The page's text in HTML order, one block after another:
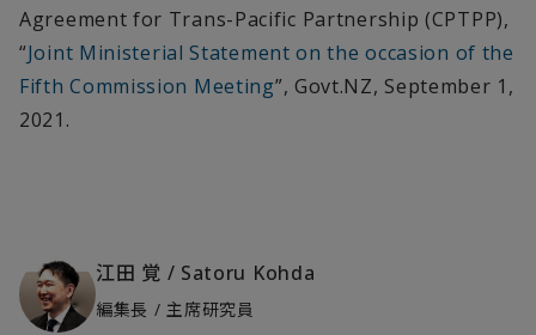
Agreement for Trans-Pacific Partnership (CPTPP),
“Joint Ministerial Statement on the occasion of the
Fifth Commission Meeting”, Govt.NZ, September 1,
2021.
江田 覚 / Satoru Kohda
編集長 / 主席研究員